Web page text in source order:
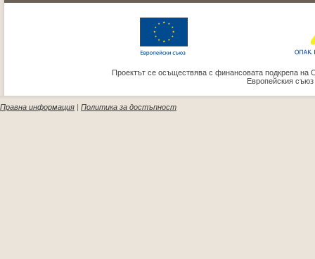
Проектът се осъществява с финансовата подкрепа на
Европейския
Правна информация | Политика за достъпност